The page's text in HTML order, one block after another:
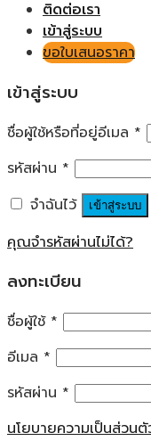
ติดต่อเรา
เข้าสู่ระบบ
ขอใบเสนอราคา
เข้าสู่ระบบ
ชื่อผู้ใช้หรือที่อยู่อีเมล *
รหัสผ่าน *
จำฉันไว้
เข้าสู่ระบบ
คุณจำรหัสผ่านไม่ได้?
ลงทะเบียน
ชื่อผู้ใช้ *
อีเมล *
รหัสผ่าน *
นโยบายความเป็นส่วนตั